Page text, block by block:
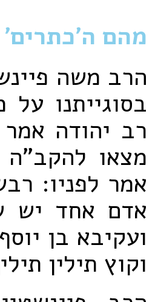
מהם ה'כתרים'
הרב משה
בסוגייתנו
רב יהודה
מצאו להקב"ה
אמר לפניו:
אדם אחד יש
ועקיבא בן
וקוץ תילין